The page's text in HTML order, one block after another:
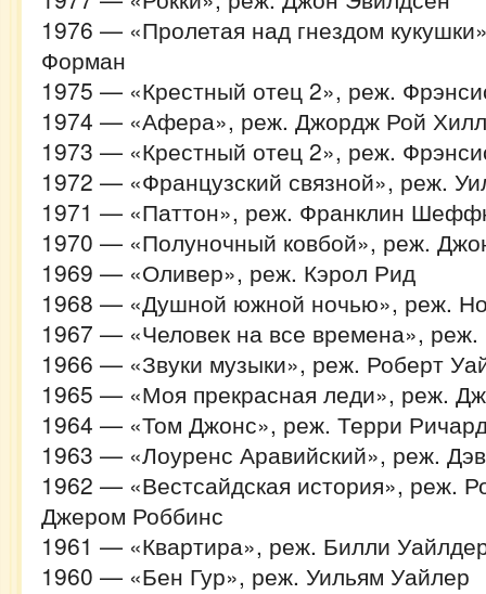
1976 — «Пролетая над гнездом
Форман
1975 — «Крестный отец 2», реж.
1974 — «Афера», реж. Джордж Рой Хилл
1973 — «Крестный отец 2», реж.
1972 — «Французский связной», реж.
1971 — «Паттон», реж. Франклин
1970 — «Полуночный ковбой», реж.
1969 — «Оливер», реж. Кэрол Рид
1968 — «Душной южной ночью», реж.
1967 — «Человек на все времена»,
1966 — «Звуки музыки», реж. Роберт
1965 — «Моя прекрасная леди», реж.
1964 — «Том Джонс», реж. Терри
1963 — «Лоуренс Аравийский», реж.
1962 — «Вестсайдская история», реж.
Джером Роббинс
1961 — «Квартира», реж. Билли
1960 — «Бен Гур», реж. Уильям Уайлер